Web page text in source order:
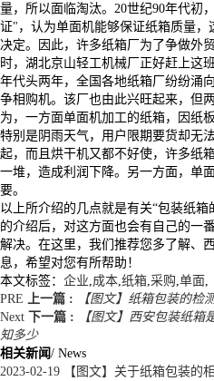
量，所以面临淘汰。20世纪90年代初
证"，认为单面机能够保证纸箱质量
决定。因此，许多纸箱厂为了争做外
时，湖北京山轻工机械厂正好赶上这
年代头两年，全国各地纸箱厂纷纷涌
争相购机。该厂也由此兴旺起来，但
为，一方面单面机加工的纸箱，因纸
特别是阴雨天气，用户限期要货却无
起，而且烘干机又都不好使，许多纸
一堆，造成利润下降。另一方面，单
要。
以上所介绍的几点就是有关“包装纸
的介绍后，对这方面也会有自己的一
解决。在这里，我们推荐您多了解、
息，希望对您有所帮助！
本文标签： 企业 成本 纸箱 采购 单面
PRE
上一篇 :
【图文】纸箱包装的检
Next 下一篇 :
【图文】西安包装纸箱
知多少
相关新闻/ News
2023-02-19 【图文】关于纸箱包装的